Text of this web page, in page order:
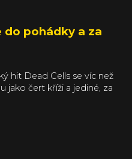
do pohádky a za
hit Dead Cells se víc než
jako čert kříži a jediné, za
si za něj muset připlatit.
stojí.